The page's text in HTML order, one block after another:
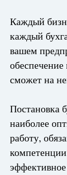
Каждый
каждый
вашем
сможет на
Постановка
наиболее
работу,